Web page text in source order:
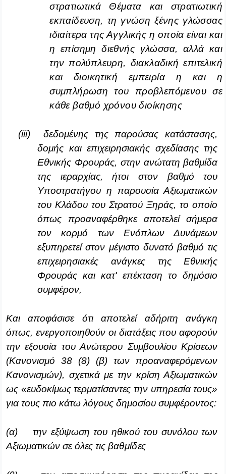
στρατιωτικά Θέματα και στρατιωτική
εκπαίδευση, τη γνώση ξένης γλώσσας
ιδιαίτερα της Αγγλικής η οποία είναι και
η επίσημη διεθνής γλώσσα, αλλά και
την πολύπλευρη, διακλαδική επιτελική
και διοικητική εμπειρία η και η
συμπλήρωση του προβλεπόμενου σε
κάθε βαθμό χρόνου διοίκησης
(iii) δεδομένης της παρούσας κατάστασης,
δομής και επιχειρησιακής σχεδίασης της
Εθνικής Φρουράς, στην ανώτατη βαθμίδα
της ιεραρχίας, ήτοι στον βαθμό του
Υποστρατήγου η παρουσία Αξιωματικών
του Κλάδου του Στρατού Ξηράς, το οποίο
όπως προαναφέρθηκε αποτελεί σήμερα
τον κορμό των Ενόπλων Δυνάμεων
εξυπηρετεί στον μέγιστο δυνατό βαθμό τις
επιχειρησιακές ανάγκες της Εθνικής
Φρουράς και κατ' επέκταση το δημόσιο
συμφέρον,
Και αποφάσισε ότι αποτελεί αδήριτη ανάγκη
όπως, ενεργοποιηθούν οι διατάξεις που αφορούν
την εξουσία του Ανώτερου Συμβουλίου Κρίσεων
(Κανονισμό 38 (8) (β) των προαναφερόμενων
Κανονισμών), σχετικά με την κρίση Αξιωματικών
ως «ευδοκίμως τερματίσαντες την υπηρεσία τους»
για τους πιο κάτω λόγους δημοσίου συμφέροντος:
(α) την εξύψωση του ηθικού του συνόλου των
Αξιωματικών σε όλες τις βαθμίδες